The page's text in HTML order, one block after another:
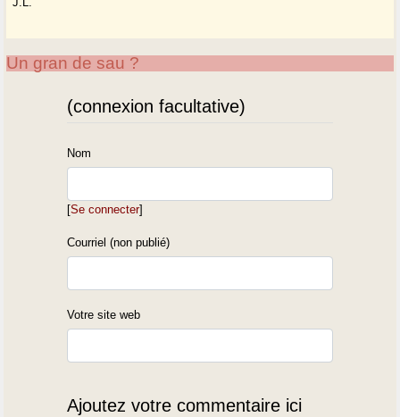
Un gran de sau ?
(connexion facultative)
Nom
[Se connecter]
Courriel (non publié)
Votre site web
Ajoutez votre commentaire ici